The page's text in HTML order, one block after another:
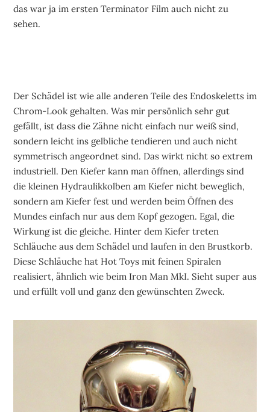
das war ja im ersten Terminator Film auch nicht zu
sehen.
Der Schädel ist wie alle anderen Teile des Endoskeletts im
Chrom-Look gehalten. Was mir persönlich sehr gut
gefällt, ist dass die Zähne nicht einfach nur weiß sind,
sondern leicht ins gelbliche tendieren und auch nicht
symmetrisch angeordnet sind. Das wirkt nicht so extrem
industriell. Den Kiefer kann man öffnen, allerdings sind
die kleinen Hydraulikkolben am Kiefer nicht beweglich,
sondern am Kiefer fest und werden beim Öffnen des
Mundes einfach nur aus dem Kopf gezogen. Egal, die
Wirkung ist die gleiche. Hinter dem Kiefer treten
Schläuche aus dem Schädel und laufen in den Brustkorb.
Diese Schläuche hat Hot Toys mit feinen Spiralen
realisiert, ähnlich wie beim Iron Man MkI. Sieht super aus
und erfüllt voll und ganz den gewünschten Zweck.